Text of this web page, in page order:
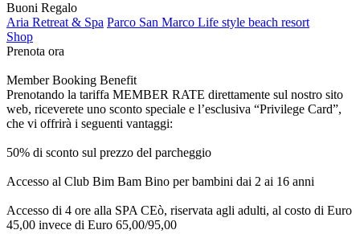
Buoni Regalo
Aria Retreat & Spa Parco San Marco Life style beach resort
Shop
Prenota ora
Member Booking Benefit
Prenotando la tariffa MEMBER RATE direttamente sul nostro sito
web, riceverete uno sconto speciale e l’esclusiva “Privilege Card”,
che vi offrirà i seguenti vantaggi:
50% di sconto sul prezzo del parcheggio
Accesso al Club Bim Bam Bino per bambini dai 2 ai 16 anni
Accesso di 4 ore alla SPA CEò, riservata agli adulti, al costo di Euro
45,00 invece di Euro 65,00/95,00